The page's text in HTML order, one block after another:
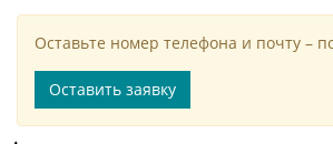
Оставьте номер телефона и почту –
Оставить заявку